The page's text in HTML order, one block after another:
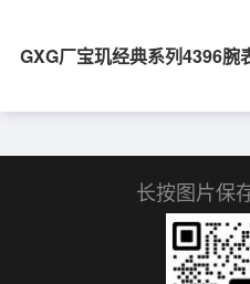
GXG厂宝玑经典系列4396腕
长按图片保